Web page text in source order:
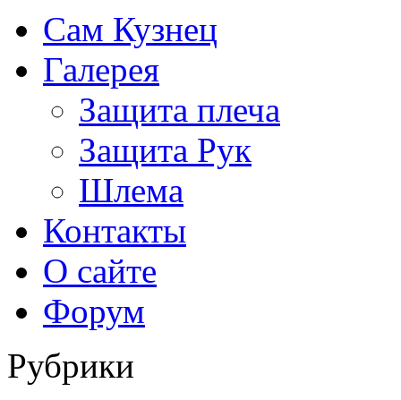
Сам Кузнец
Галерея
Защита плеча
Защита Рук
Шлема
Контакты
О сайте
Форум
Рубрики